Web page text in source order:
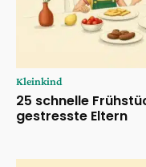
Kleinkind
25 schnelle
gestresste Eltern